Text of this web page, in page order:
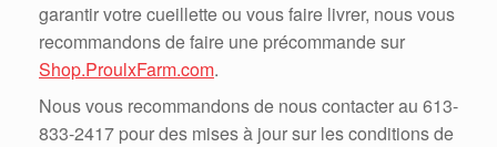
garantir votre cueillette ou vous faire livrer, nous vous
recommandons de faire une précommande sur
Shop.ProulxFarm.com.
Nous vous recommandons de nous contacter au 613-
833-2417 pour des mises à jour sur les conditions de